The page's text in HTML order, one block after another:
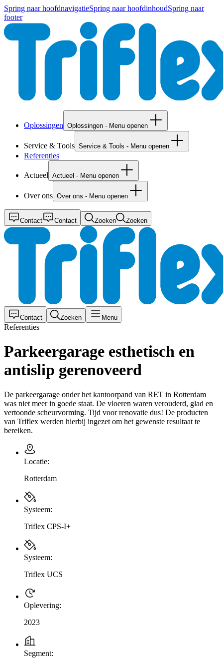
Spring naar hoofdnavigatieSpring naar hoofdinhoudSpring naar
footer
Oplossingen Oplossingen - Menu openen
Service & Tools Service & Tools - Menu openen
Referenties
Actueel Actueel - Menu openen
Over ons Over ons - Menu openen
Contact Contact Zoeken Zoeken
Contact Zoeken Menu
Referenties
Parkeergarage esthetisch en
antislip gerenoveerd
De parkeergarage onder het kantoorpand van RET in Rotterdam
was niet meer in goede staat. De vloeren waren verouderd, glad en
vertoonde scheurvorming. Tijd voor renovatie dus! De producten
van Triflex werden hierbij ingezet om het gewenste resultaat te
bereiken.
Locatie:
Rotterdam
Systeem:
Triflex CPS-I+
Systeem:
Triflex UCS
Oplevering:
2023
Segment: